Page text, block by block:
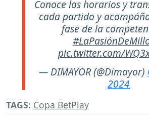
Conoce los horarios y
cada partido y
fase de la
pic.twitter.com/
— DIMAYOR (@Dimayor)
2024
TAGS: Copa BetPlay